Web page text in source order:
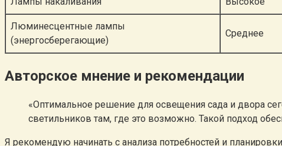
Люминесцентные лампы
(энергосберегающие)
Среднее
Авторское мнение и рекомендации
«Оптимальное решение для освещения сада и двора
светильников там, где это возможно. Такой подход
Я рекомендую начинать с анализа потребностей и